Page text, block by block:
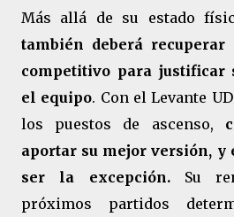
Más allá de su estado
también deberá
competitivo para justificar
el equipo. Con el Levante
los puestos de ascenso,
aportar su mejor versión, y
ser la excepción.Su
próximos partidos